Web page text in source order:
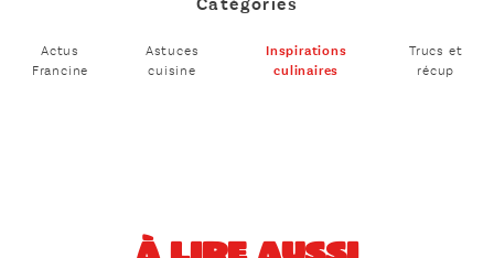
Catégories
Actus
Francine
Astuces
cuisine
Inspirations
culinaires
Trucs et
récup